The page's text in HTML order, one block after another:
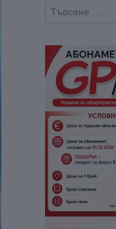
Търсене